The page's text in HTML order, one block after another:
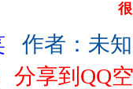
作者：未
分享到QQ